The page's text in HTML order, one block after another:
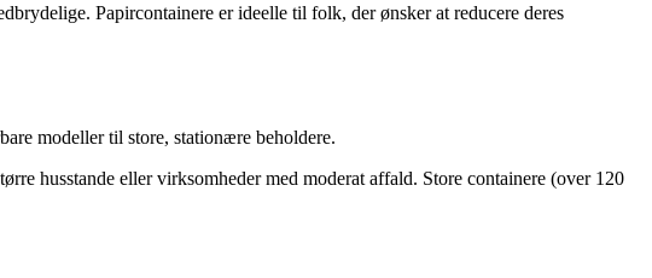
Papircontainere er ideelle til folk, der ønsker at reducere deres
modeller til store, stationære beholdere.
husstande eller virksomheder med moderat affald. Store containere (over 120